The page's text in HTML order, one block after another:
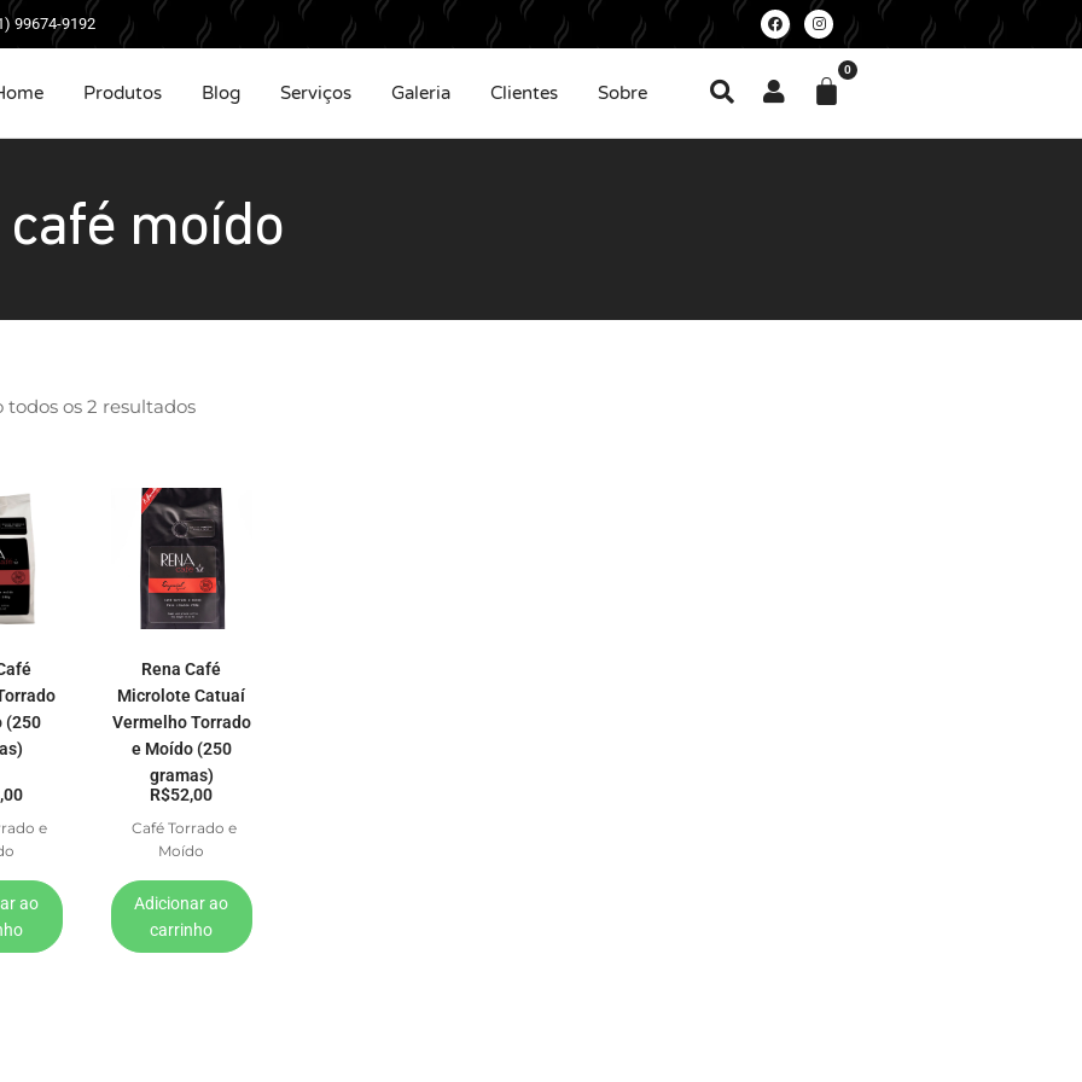
99674-9192
Produtos Blog Serviços Galeria Clientes Sobre
0
café moído
todos os 2 resultados
(250
e
ao
Rena Café
Microlote Catuaí
Vermelho Torrado
e Moído (250
gramas)
R$52,00
Café Torrado e
Moído
Adicionar ao
carrinho